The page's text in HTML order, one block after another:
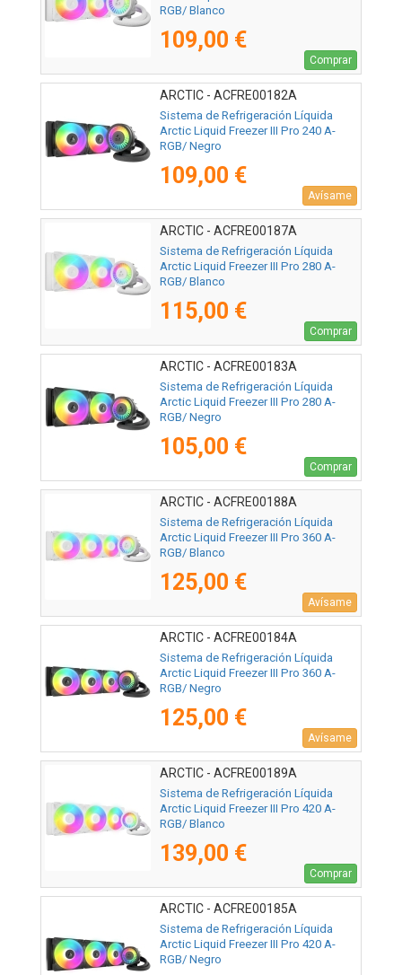
RGB/ Blanco
109,00 €
Comprar
ARCTIC - ACFRE00182A
Sistema de Refrigeración Líquida
Arctic Liquid Freezer III Pro 240 A-
RGB/ Negro
109,00 €
Avísame
ARCTIC - ACFRE00187A
Sistema de Refrigeración Líquida
Arctic Liquid Freezer III Pro 280 A-
RGB/ Blanco
115,00 €
Comprar
ARCTIC - ACFRE00183A
Sistema de Refrigeración Líquida
Arctic Liquid Freezer III Pro 280 A-
RGB/ Negro
105,00 €
Comprar
ARCTIC - ACFRE00188A
Sistema de Refrigeración Líquida
Arctic Liquid Freezer III Pro 360 A-
RGB/ Blanco
125,00 €
Avísame
ARCTIC - ACFRE00184A
Sistema de Refrigeración Líquida
Arctic Liquid Freezer III Pro 360 A-
RGB/ Negro
125,00 €
Avísame
ARCTIC - ACFRE00189A
Sistema de Refrigeración Líquida
Arctic Liquid Freezer III Pro 420 A-
RGB/ Blanco
139,00 €
Comprar
ARCTIC - ACFRE00185A
Sistema de Refrigeración Líquida
Arctic Liquid Freezer III Pro 420 A-
RGB/ Negro